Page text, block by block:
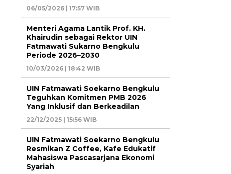
06/05/2026 | 17:57 WIB
Menteri Agama Lantik Prof. KH.
Khairudin sebagai Rektor UIN
Fatmawati Sukarno Bengkulu
Periode 2026–2030
10/03/2026 | 18:42 WIB
UIN Fatmawati Soekarno Bengkulu
Teguhkan Komitmen PMB 2026
Yang Inklusif dan Berkeadilan
22/12/2025 | 15:56 WIB
UIN Fatmawati Soekarno Bengkulu
Resmikan Z Coffee, Kafe Edukatif
Mahasiswa Pascasarjana Ekonomi
Syariah